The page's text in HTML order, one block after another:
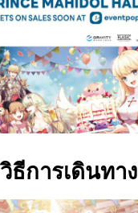
วิธีการเดินทาง